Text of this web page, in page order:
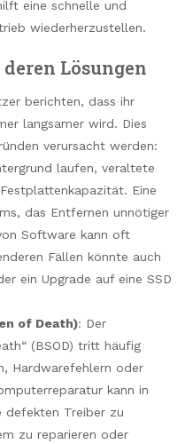
eine schnelle und
wiederherzustellen.
Lösungen
berichten, dass ihr
langsamer wird. Dies
verursacht werden:
laufen, veraltete
Eine
das Entfernen unnötiger
Software kann oft
Fällen könnte auch
ein Upgrade auf eine SSD
of Death): Der
(BSOD) tritt häufig
Hardwarefehlern oder
kann in
defekten Treiber zu
zu reparieren oder